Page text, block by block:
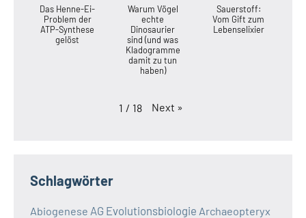
Das Henne-Ei-
Problem der
ATP-Synthese
gelöst
Warum Vögel
echte
Dinosaurier
sind (und was
Kladogramme
damit zu tun
haben)
Sauerstoff:
Vom Gift zum
Lebenselixier
1 / 18 Next »
Schlagwörter
Abiogenese AG Evolutionsbiologie Archaeopteryx